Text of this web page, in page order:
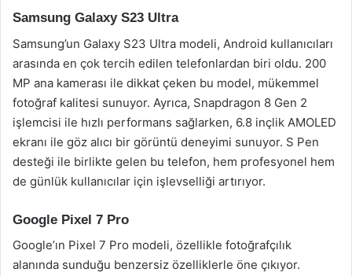
Samsung Galaxy S23 Ultra
Samsung’un Galaxy S23 Ultra modeli, Android kullanıcıları
arasında en çok tercih edilen telefonlardan biri oldu. 200
MP ana kamerası ile dikkat çeken bu model, mükemmel
fotoğraf kalitesi sunuyor. Ayrıca, Snapdragon 8 Gen 2
işlemcisi ile hızlı performans sağlarken, 6.8 inçlik AMOLED
ekranı ile göz alıcı bir görüntü deneyimi sunuyor. S Pen
desteği ile birlikte gelen bu telefon, hem profesyonel hem
de günlük kullanıcılar için işlevselliği artırıyor.
Google Pixel 7 Pro
Google’ın Pixel 7 Pro modeli, özellikle fotoğrafçılık
alanında sunduğu benzersiz özelliklerle öne çıkıyor.